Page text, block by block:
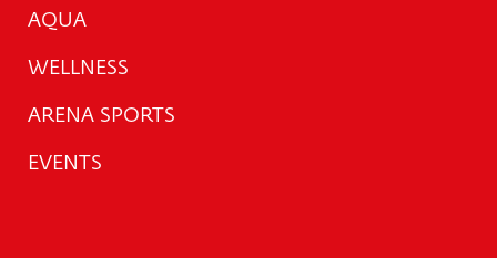
AQUA
WELLNESS
ARENA SPORTS
EVENTS